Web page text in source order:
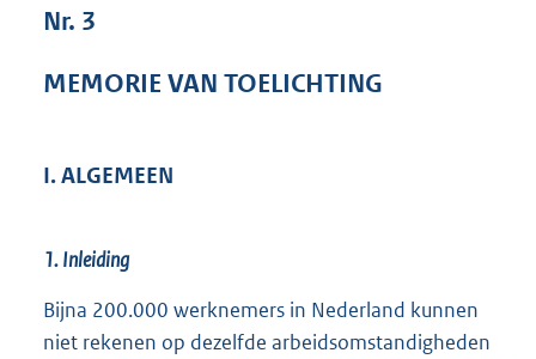
Nr. 3
MEMORIE VAN TOELICHTING
I. ALGEMEEN
1. Inleiding
Bijna 200.000 werknemers in Nederland kunnen
niet rekenen op dezelfde arbeidsomstandigheden